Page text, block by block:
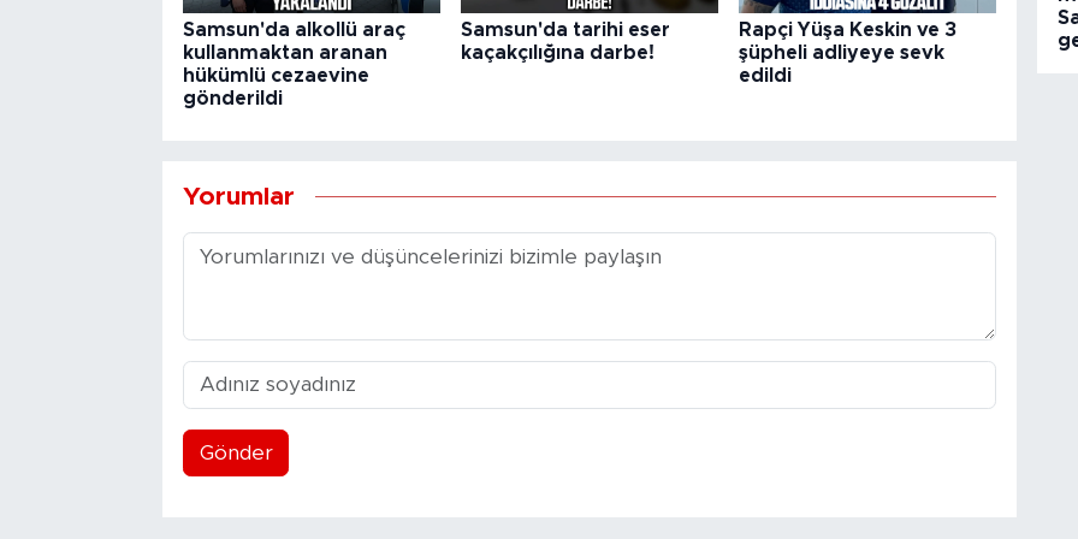
Samsun'da alkollü araç
kullanmaktan aranan
hükümlü cezaevine
gönderildi
Samsun'da tarihi eser
kaçakçılığına darbe!
Rapçi Yüşa Keskin ve 3
şüpheli adliyeye sevk
edildi
Yorumlar
Gönder